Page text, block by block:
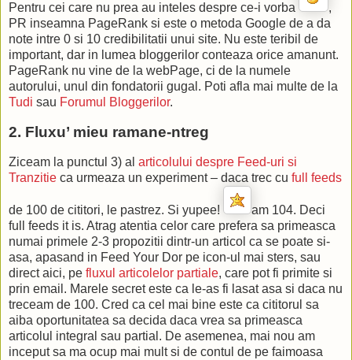
Pentru cei care nu prea au inteles despre ce-i vorba
,
PR inseamna PageRank si este o metoda Google de a da
note intre 0 si 10 credibilitatii unui site. Nu este teribil de
important, dar in lumea bloggerilor conteaza orice amanunt.
PageRank nu vine de la webPage, ci de la numele
autorului, unul din fondatorii gugal. Poti afla mai multe de la
Tudi sau Forumul Bloggerilor.
2. Fluxu’ mieu ramane-ntreg
Ziceam la punctul 3) al articolului despre Feed-uri si
Tranzitie ca urmeaza un experiment – daca trec cu full feeds
de 100 de cititori, le pastrez. Si yupee!
am 104. Deci
full feeds it is. Atrag atentia celor care prefera sa primeasca
numai primele 2-3 propozitii dintr-un articol ca se poate si-
asa, apasand in Feed Your Dor pe icon-ul mai sters, sau
direct aici, pe fluxul articolelor partiale, care pot fi primite si
prin email. Marele secret este ca le-as fi lasat asa si daca nu
treceam de 100. Cred ca cel mai bine este ca cititorul sa
aiba oportunitatea sa decida daca vrea sa primeasca
articolul integral sau partial. De asemenea, mai nou am
inceput sa ma ocup mai mult si de contul de pe faimoasa